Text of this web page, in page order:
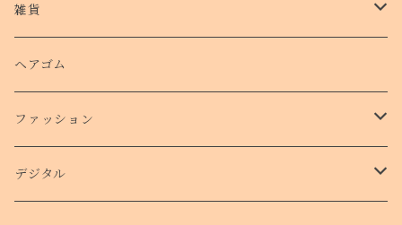
クッションバンパーケース
スマホリング
ショルダー付きケース
クリアファイル
ステッカー
雑貨
パスケース
ヘアゴム
ファッション
Ｔシャツ
デジタル